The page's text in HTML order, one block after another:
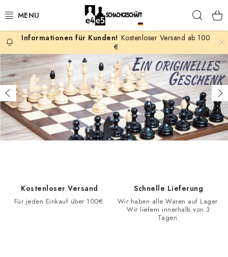
Inhalt
AKTION
SCHACHSPIELE
SCHACHFIGUREN
SCHACHBRETTER
SCHACH-ANTIQUITÄTENLADEN
Kostenloser Versand ab 100
€
.
.
.Zurück
Kostenloser Versand
Für jeden Einkauf über 100€.
Schnelle Lieferung
Wir haben alle Waren auf Lager.
Wir liefern innerhalb von 3
Tagen.